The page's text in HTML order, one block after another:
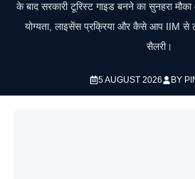
के बाद सरकारी टूरिस्ट गाइड बनने का सुनहरा
योग्यता, लाइसेंस प्रक्रिया और कैसे आप IIM से
सैलरी।
5 AUGUST 2026 BY